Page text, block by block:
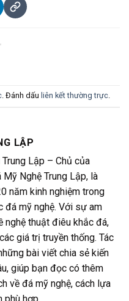
. Đánh dấu liên kết thường trực.
LẬP
Lập – Chủ của
Nghệ Trung Lập, là
năm kinh nghiệm trong
đá mỹ nghệ. Với sự am
nghệ thuật điêu khắc đá,
giá trị truyền thống. Tác
bài viết chia sẻ kiến
giúp bạn đọc có thêm
về đá mỹ nghệ, cách lựa